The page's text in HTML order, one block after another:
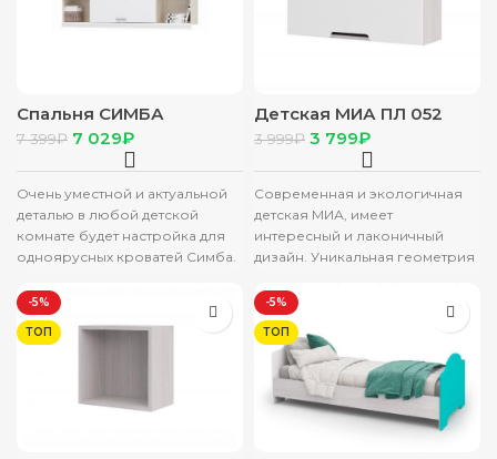
Спальня СИМБА
надстройка для
односпальной кровати
(1,942х0,478х0,266)
ГЛЯНЕЦ/корпус
7 399₽ 7 029₽
Очень уместной и актуальной
деталью в любой детской
комнате будет настройка для
одноярусных кроватей Симба.
высококачественных и
добротных
Детская МИА ПЛ 052
полка с дверкой
(0,746х0,35х0,226)
белый металлик фасад
АНКОР
3 999₽ 3 799₽
Современная и экологичная
детская МИА, имеет
интересный и лаконичный
дизайн. Уникальная геометрия
создает атмосферу ультра-
современности и
минимализма. Детская
-5%
ТОП
-5%
ТОП